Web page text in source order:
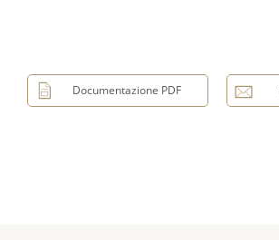
Documentazione PDF